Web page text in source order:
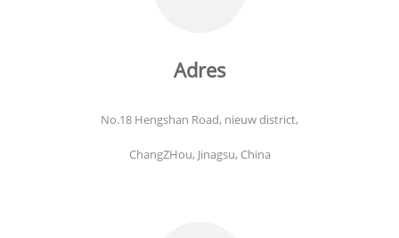
Adres
No.18 Hengshan Road, nieuw district,
ChangZHou, Jinagsu, China